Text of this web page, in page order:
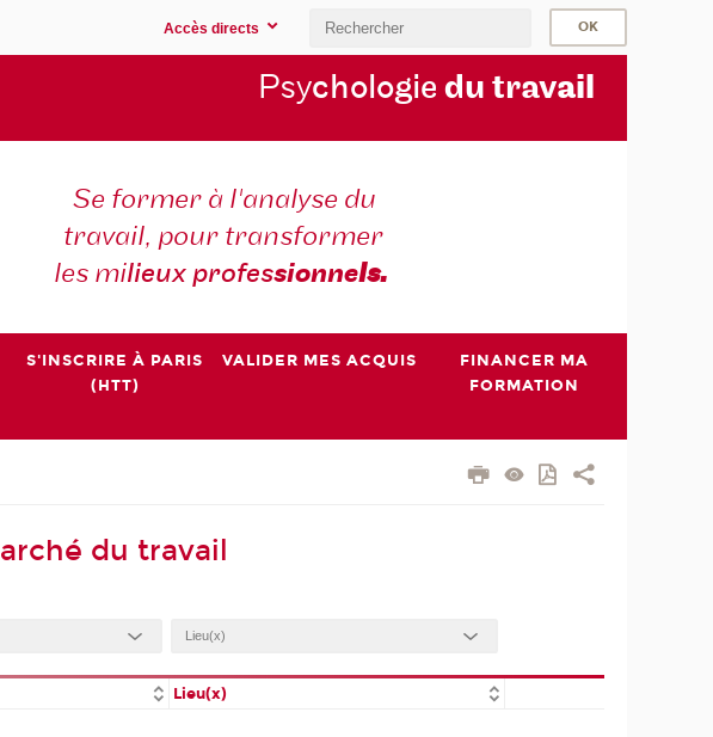
Accès directs
Psychologie du travail
Se former à l'analyse du
travail, pour transformer
les milieux professionnels.
S'INSCRIRE À PARIS
(HTT)
VALIDER MES ACQUIS
FINANCER MA
FORMATION
du travail
Lieu(x)